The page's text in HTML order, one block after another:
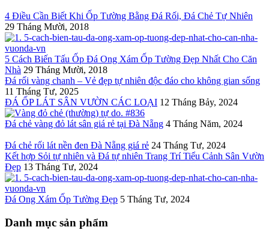
4 Điều Cần Biết Khi Ốp Tường Bằng Đá Rối, Đá Chẻ Tự Nhiên
29 Tháng Mười, 2018
5 Cách Biến Tấu Ốp Đá Ong Xám Ốp Tường Đẹp Nhất Cho Căn
Nhà 29 Tháng Mười, 2018
Đá rối vàng chanh – Vẻ đẹp tự nhiên độc đáo cho không gian sống
11 Tháng Tư, 2025
ĐÁ ỐP LÁT SÂN VƯỜN CÁC LOẠI 12 Tháng Bảy, 2024
Đá chẻ vàng đỏ lát sân giá rẻ tại Đà Nẵng 4 Tháng Năm, 2024
Đá chẻ rối lát nền đen Đà Nẵng giá rẻ 24 Tháng Tư, 2024
Kết hợp Sỏi tự nhiên và Đá tự nhiên Trang Trí Tiểu Cảnh Sân Vườn
Đẹp 13 Tháng Tư, 2024
Đá Ong Xám Ốp Tường Đẹp 5 Tháng Tư, 2024
Danh mục sản phẩm